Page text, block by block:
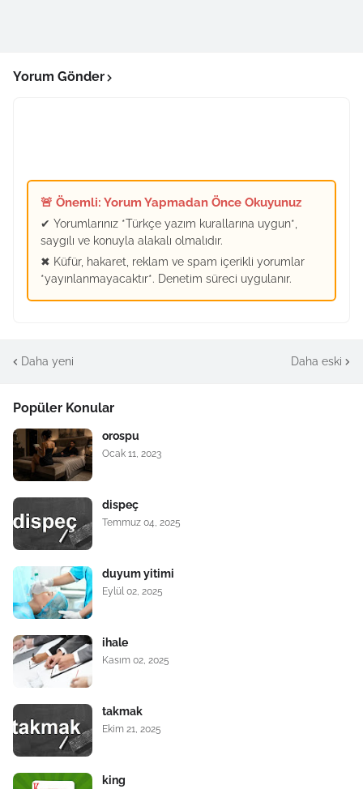
Yorum Gönder
🚨 Önemli: Yorum Yapmadan Önce Okuyunuz
✔ Yorumlarınız *Türkçe yazım kurallarına uygun*,
saygılı ve konuyla alakalı olmalıdır.
✖ Küfür, hakaret, reklam ve spam içerikli yorumlar
*yayınlanmayacaktır*. Denetim süreci uygulanır.
Daha yeni Daha eski
Popüler Konular
orospu
Ocak 11, 2023
dispeç
Temmuz 04, 2025
duyum yitimi
Eylül 02, 2025
ihale
Kasım 02, 2025
takmak
Ekim 21, 2025
king